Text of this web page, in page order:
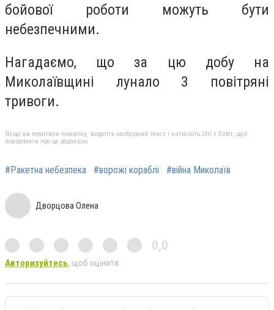
бойової роботи можуть бути
небезпечними.
Нагадаємо, що за цю добу на
Миколаївщині лунало 3 повітряні
тривоги.
Якщо ви помітили помилку, виділіть необхідний текст і натисніть Ctrl + Enter, щоб
повідомити про це редакцію
#Ракетна небезпека #ворожі кораблі #війна Миколаїв
Дворцова Олена
0,0
Авторизуйтесь, щоб оцінити